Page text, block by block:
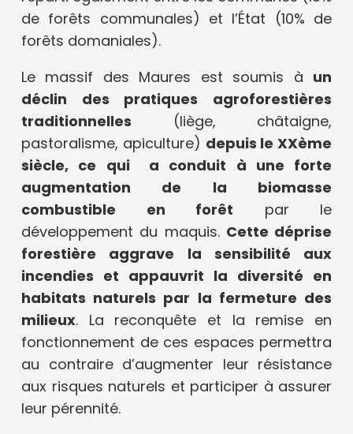
de forêts communales) et l’État (10% de
forêts domaniales).
Le massif des Maures est soumis à un
déclin des pratiques agroforestières
traditionnelles (liège, châtaigne,
pastoralisme, apiculture) depuis le XXème
siècle, ce qui a conduit à une forte
augmentation de la biomasse
combustible en forêt par le
développement du maquis. Cette déprise
forestière aggrave la sensibilité aux
incendies et appauvrit la diversité en
habitats naturels par la fermeture des
milieux. La reconquête et la remise en
fonctionnement de ces espaces permettra
au contraire d’augmenter leur résistance
aux risques naturels et participer à assurer
leur pérennité.